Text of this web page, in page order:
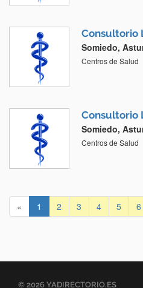
Consultorio
Somiedo,
Centros de Salud
Consultorio
Somiedo,
Centros de Salud
« 1 2 3 4 5 6
© 2026 YADIRECTORIO.ES